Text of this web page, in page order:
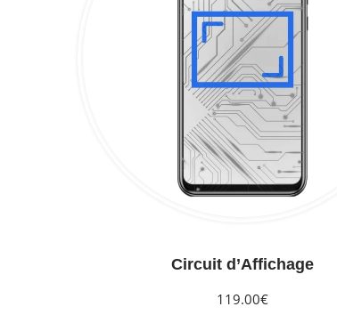
Circuit d’Affichage
119.00€